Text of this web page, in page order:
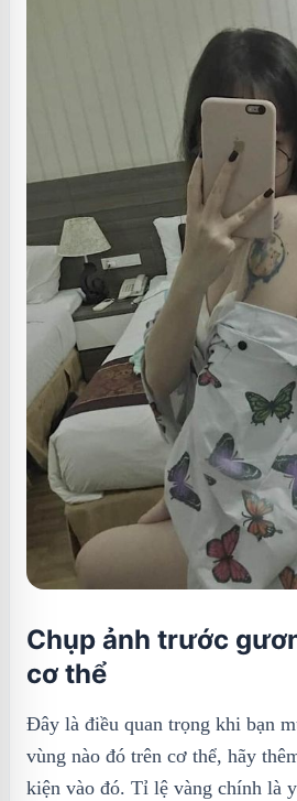
Chụp ảnh trước
cơ thể
Đây là điều quan trọng khi bạn
vùng nào đó trên cơ thể, hãy
kiện vào đó. Tỉ lệ vàng chính là